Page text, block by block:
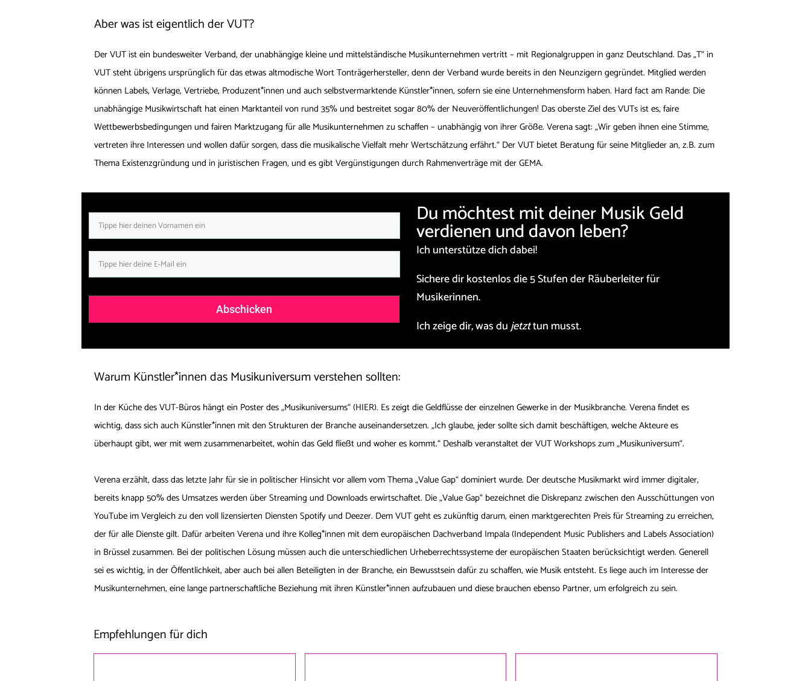
Aber was ist eigentlich der VUT?
Der VUT ist ein bundesweiter Verband, der unabhängige kleine und mittelständische Musikunternehmen vertritt – mit Regionalgruppen in ganz Deutschland. Das „T“ in
VUT steht übrigens ursprünglich für das etwas altmodische Wort Tonträgerhersteller, denn der Verband wurde bereits in den Neunzigern gegründet. Mitglied werden
können Labels, Verlage, Vertriebe, Produzent*innen und auch selbstvermarktende Künstler*innen, sofern sie eine Unternehmensform haben. Hard fact am Rande: Die
unabhängige Musikwirtschaft hat einen Marktanteil von rund 35% und bestreitet sogar 80% der Neuveröffentlichungen! Das oberste Ziel des VUTs ist es, faire
Wettbewerbsbedingungen und fairen Marktzugang für alle Musikunternehmen zu schaffen – unabhängig von ihrer Größe. Verena sagt: „Wir geben ihnen eine Stimme,
vertreten ihre Interessen und wollen dafür sorgen, dass die musikalische Vielfalt mehr Wertschätzung erfährt.“ Der VUT bietet Beratung für seine Mitglieder an, z.B. zum
Thema Existenzgründung und in juristischen Fragen, und es gibt Vergünstigungen durch Rahmenverträge mit der GEMA.
Abschicken
Du möchtest mit deiner Musik Geld
verdienen und davon leben?
Ich unterstütze dich dabei!
Sichere dir kostenlos die5 Stufen der Räuberleiter für
Musikerinnen.
Ich zeige dir, was dujetzttun musst.
Warum Künstler*innen das Musikuniversum verstehen sollten:
In der Küche des VUT-Büros hängt ein Poster des „Musikuniversums“ (HIER). Es zeigt die Geldflüsse der einzelnen Gewerke in der Musikbranche. Verena findet es
wichtig, dass sich auch Künstler*innen mit den Strukturen der Branche auseinandersetzen. „Ich glaube, jeder sollte sich damit beschäftigen, welche Akteure es
überhaupt gibt, wer mit wem zusammenarbeitet, wohin das Geld fließt und woher es kommt.“ Deshalb veranstaltet der VUT Workshops zum „Musikuniversum“.
Verena erzählt, dass das letzte Jahr für sie in politischer Hinsicht vor allem vom Thema „Value Gap“ dominiert wurde. Der deutsche Musikmarkt wird immer digitaler,
bereits knapp 50% des Umsatzes werden über Streaming und Downloads erwirtschaftet. Die „Value Gap“ bezeichnet die Diskrepanz zwischen den Ausschüttungen von
YouTube im Vergleich zu den voll lizensierten Diensten Spotify und Deezer. Dem VUT geht es zukünftig darum, einen marktgerechten Preis für Streaming zu erreichen,
der für alle Dienste gilt. Dafür arbeiten Verena und ihre Kolleg*innen mit dem europäischen Dachverband Impala (Independent Music Publishers and Labels Association)
in Brüssel zusammen. Bei der politischen Lösung müssen auch die unterschiedlichen Urheberrechtssysteme der europäischen Staaten berücksichtigt werden. Generell
sei es wichtig, in der Öffentlichkeit, aber auch bei allen Beteiligten in der Branche, ein Bewusstsein dafür zu schaffen, wie Musik entsteht. Es liege auch im Interesse der
Musikunternehmen, eine lange partnerschaftliche Beziehung mit ihren Künstler*innen aufzubauen und diese brauchen ebenso Partner, um erfolgreich zu sein.
Empfehlungen für dich